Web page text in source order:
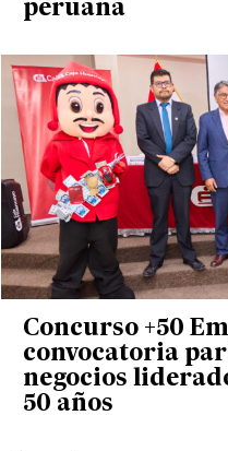
peruana
Concurso +50
convocatoria
negocios
50 años